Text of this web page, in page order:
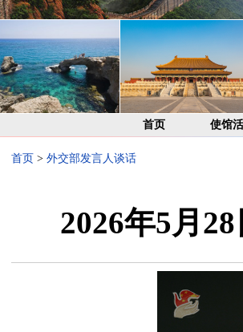
首页 使馆
首页 > 外交部发言人谈话
2026年5月